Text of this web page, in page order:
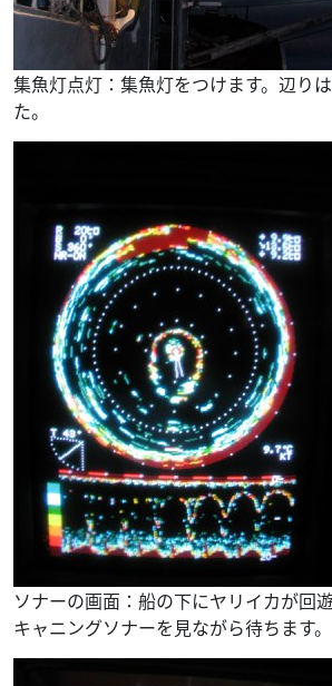
集魚灯点灯：集魚灯をつけます。辺り
た。
ソナーの画面：船の下にヤリイカが回
キャニングソナーを見ながら待ちます。